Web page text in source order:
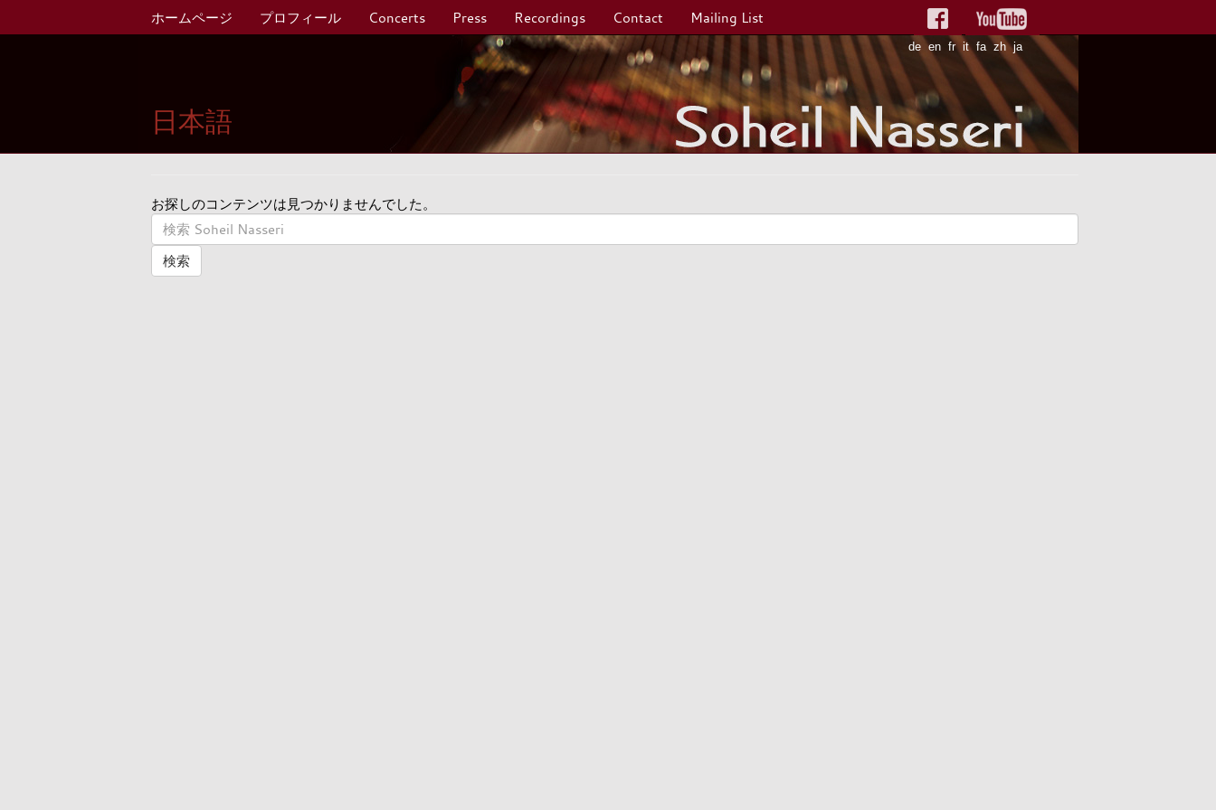
ホームページ プロフィール Concerts Press Recordings Contact Mailing List
日本語
de en fr it fa zh ja
お探しのコンテンツは見つかりませんでした。
検索